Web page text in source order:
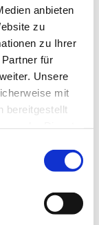
anbieten
zu
zu Ihrer
für
Unsere
mit
bereitgestellt